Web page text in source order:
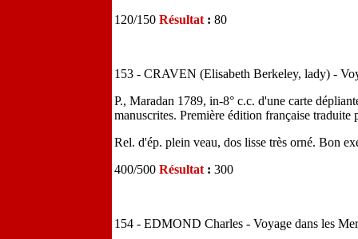
120/150 Résultat : 80
153 - CRAVEN (Elisabeth Berkeley, lady) -
P., Maradan 1789, in-8° c.c. d'une carte
manuscrites. Première édition française traduite
Rel. d'ép. plein veau, dos lisse très orné. Bon
400/500 Résultat : 300
154 - EDMOND Charles - Voyage dans les